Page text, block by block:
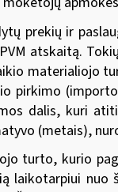
prekių ir
atskaitą.
materialiojo
pirkimo
dalis, kuri
(metais),
turto, kurio
laikotarpiui